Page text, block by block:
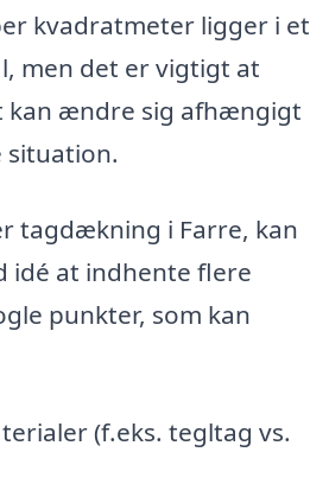
kvadratmeter ligger i et
men det er vigtigt at
kan ændre sig afhængigt
situation.
tagdækning i Farre, kan
idé at indhente flere
punkter, som kan
(f.eks. tegltag vs.